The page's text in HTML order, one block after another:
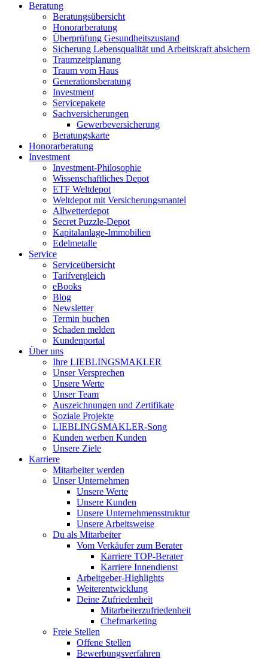
Beratung
Beratungsübersicht
Honorarberatung
Überprüfung Gesundheitszustand
Sicherung Lebensqualität und Arbeitskraft absichern
Traumzeitplanung
Traum vom Haus
Generationsberatung
Investment
Servicepakete
Sachversicherungen
Gewerbeversicherung
Beratungskarte
Honorarberatung
Investment
Investment-Philosophie
Wissenschaftliches Depot
ETF Weltdepot
Weltdepot mit Versicherungsmantel
Allwetterdepot
Secret Puzzle-Depot
Kapitalanlage-Immobilien
Edelmetalle
Service
Serviceübersicht
Tarifvergleich
eBooks
Blog
Newsletter
Termin buchen
Schaden melden
Kundenportal
Über uns
Ihre LIEBLINGSMAKLER
Unser Versprechen
Unsere Werte
Unser Team
Auszeichnungen und Zertifikate
Soziale Projekte
LIEBLINGSMAKLER-Song
Kunden werben Kunden
Unsere Ziele
Karriere
Mitarbeiter werden
Unser Unternehmen
Unsere Werte
Unsere Kunden
Unsere Unternehmensstruktur
Unsere Arbeitsweise
Du als Mitarbeiter
Vom Verkäufer zum Berater
Karriere TOP-Berater
Karriere Innendienst
Arbeitgeber-Highlights
Weiterentwicklung
Deine Zufriedenheit
Mitarbeiterzufriedenheit
Chefmarketing
Freie Stellen
Offene Stellen
Bewerbungsverfahren